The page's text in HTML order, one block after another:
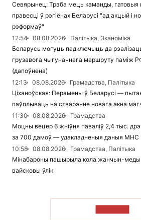
Севярынец: Трэба мець каманды, гатовыя
правесці ў рэгіёнах Беларусі "ад акцый і
рэформаў"
12:54
08.08.2026
Палітыка, Эканоміка
Беларусь могуць падключыць да
грузавога чыгуначнага маршруту паміж
(дапоўнена)
12:13
08.08.2026
Грамадства, Палітыка
Ціханоўская: Перамены ў Беларусі —
паўплываць на стварэнне новага акна
11:30
08.08.2026
Грамадства
Моцны вецер 6 жніўня паваліў 2,4 тыс.
за 700 дамоў — удакладненыя даныя МНС
10:58
08.08.2026
Грамадства, Палітыка
Мінабароны пашырыла кола жанчын-
вайсковы ўлік